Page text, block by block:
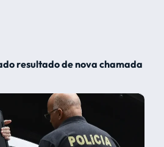
resultado de nova chamada